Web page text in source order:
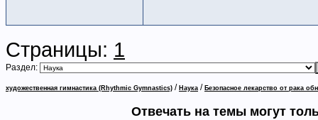
Страницы: 1
Раздел:
художественная гимнастика (Rhythmic Gymnastics) / Наука / Безопасное лекарство от рака
Отвечать на темы могут